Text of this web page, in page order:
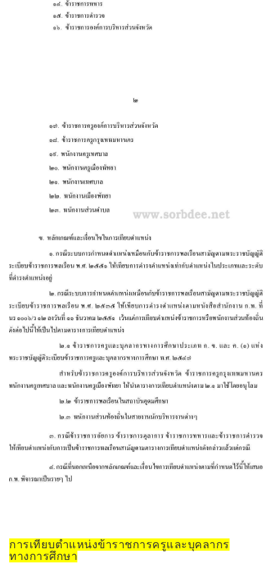
การเทียบตำแหน่งข้าราชการครูและบุคลากร
ทางการศึกษา